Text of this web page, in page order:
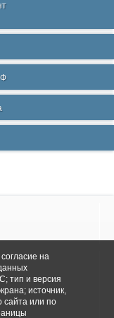
на
тип и версия
источник,
сайта или по